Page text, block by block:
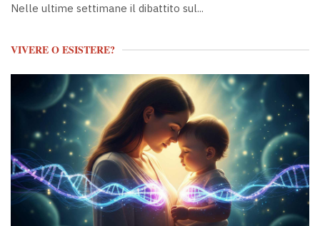
Nelle ultime settimane il dibattito sul...
VIVERE O ESISTERE?